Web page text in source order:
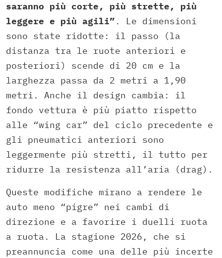
saranno più corte, più strette, più
leggere e più agili” . Le dimensioni
sono state ridotte: il passo (la
distanza tra le ruote anteriori e
posteriori) scende di 20 cm e la
larghezza passa da 2 metri a 1,90
metri. Anche il design cambia: il
fondo vettura è più piatto rispetto
alle “wing car” del ciclo precedente e
gli pneumatici anteriori sono
leggermente più stretti, il tutto per
ridurre la resistenza all’aria (drag).
Queste modifiche mirano a rendere le
auto meno “pigre” nei cambi di
direzione e a favorire i duelli ruota
a ruota. La stagione 2026, che si
preannuncia come una delle più incerte